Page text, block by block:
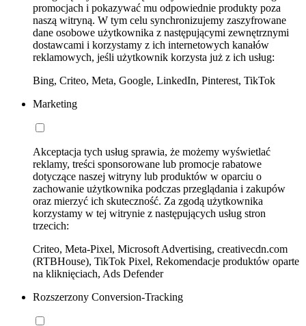
promocjach i pokazywać mu odpowiednie produkty poza
naszą witryną. W tym celu synchronizujemy zaszyfrowane
dane osobowe użytkownika z następującymi zewnętrznymi
dostawcami i korzystamy z ich internetowych kanałów
reklamowych, jeśli użytkownik korzysta już z ich usług:
Bing, Criteo, Meta, Google, LinkedIn, Pinterest, TikTok
Marketing
Akceptacja tych usług sprawia, że możemy wyświetlać
reklamy, treści sponsorowane lub promocje rabatowe
dotyczące naszej witryny lub produktów w oparciu o
zachowanie użytkownika podczas przeglądania i zakupów
oraz mierzyć ich skuteczność. Za zgodą użytkownika
korzystamy w tej witrynie z następujących usług stron
trzecich:
Criteo, Meta-Pixel, Microsoft Advertising, creativecdn.com
(RTBHouse), TikTok Pixel, Rekomendacje produktów oparte
na kliknięciach, Ads Defender
Rozszerzony Conversion-Tracking